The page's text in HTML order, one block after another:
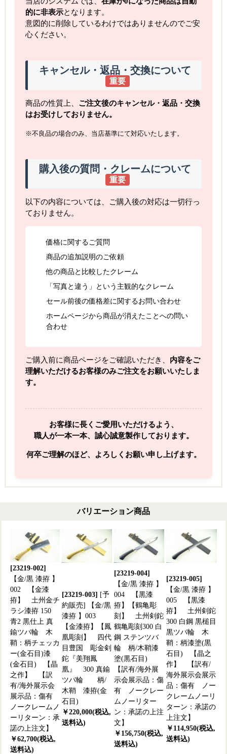
的に非表示となります。
意図的に削除しているわけではありませんのでご安
心ください。
キャンセル・返品・交換について
重要
商品の性質上、 ご注文後のキャンセル・返品・交換
はお受けしておりません。
※不良品の場合のみ、当店基準にて対応いたします。
購入後の質問・クレームについて
重要
以下の内容については、ご購入後の対応は一切行っ
ておりません。
価格に関するご質問
商品の追加説明のご依頼
他の商品と比較したクレーム
「写真と違う」という主観的なクレーム
セール前後の価格差に関するお問い合わせ
ホームページから商品が消えたことへの問い
合わせ
ご購入前に商品ページをご確認いただき、 内容をご
理解いただけるお客様のみご注文をお願いいたしま
す。
お客様に長くご愛用いただけるよう、
職人が一本一本、誠心誠意製作しております。
何卒ご理解のほど、よろしくお願い申し上げます。
バリエーション商品
[23219-002]
【金/黒 漆拵 】
002 【金漆
拵】 土州金チ
ラシ漆拵 150
青2 黒仕上 真
鍮ツバ輪 木
鞘：柄チェッカ
ー(金石目)漆
(金石目) 【晶
之作】 【訳
有/海外展示会
展示品：傷有
ノークレームノ
ーリターン：承
諾の上注文】
￥62,700(税込,
送料込)
[23219-003] [予
約販売] 【金/黒
漆拵 】003
【金漆拵】【鳳
凰彫刻】 四代
目豊国 彫金剣
鉈『美翔鳳
凰』 300 真鍮
ツバ輪 柄/
木鞘 漆拵(金
石目)
￥220,000(税込,
送料込)
[23219-004]
【金/黒 漆拵 】
004 【黒漆
拵】【鶴亀彫
刻】 土州剣鉈
鶴亀彫刻300 白
鋼 ステンツバ
輪 柄/木鞘漆
塗(黒石目)
【訳有/海外展
示会展示品：傷
有 ノークレー
ムノーリター
ン：承諾の上注
文】
￥156,750(税込,
送料込)
[23219-005]
【金/黒 漆拵 】
005 【黒漆
拵】 土州剣鉈
300 白鋼 黒槌目
黒ツバ輪 木
鞘：柄漆塗(黒
石目) 【晶之
作】 【訳有/
海外展示会展示
品：傷有 ノー
クレームノーリ
ターン：承諾の
上注文】
￥114,950(税込,
送料込)